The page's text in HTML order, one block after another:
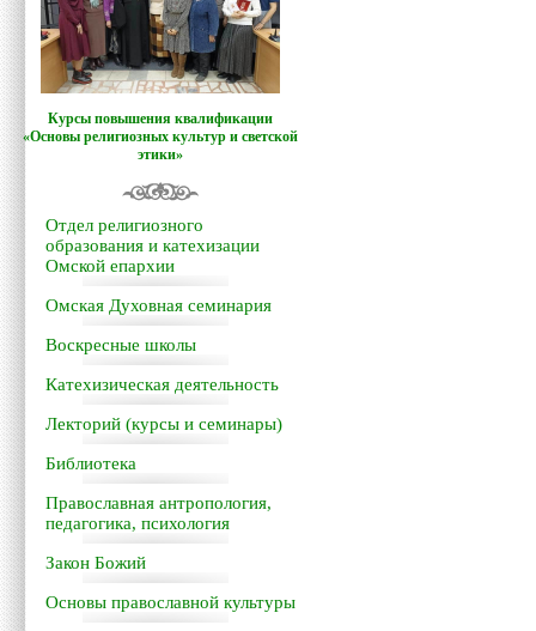
Курсы повышения квалификации
«Основы религиозных культур и светской
этики»
Отдел религиозного
образования и катехизации
Омской епархии
Омская Духовная семинария
Воскресные школы
Катехизическая деятельность
Лекторий (курсы и семинары)
Библиотека
Православная антропология,
педагогика, психология
Закон Божий
Основы православной культуры